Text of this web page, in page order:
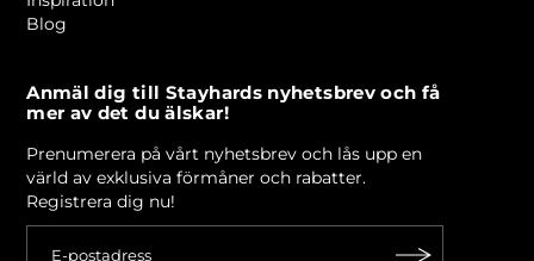
Blog
Anmäl dig till Stayhards nyhetsbrev och få
mer av det du älskar!
Prenumerera på vårt nyhetsbrev och lås upp en
värld av exklusiva förmåner och rabatter.
Registrera dig nu!